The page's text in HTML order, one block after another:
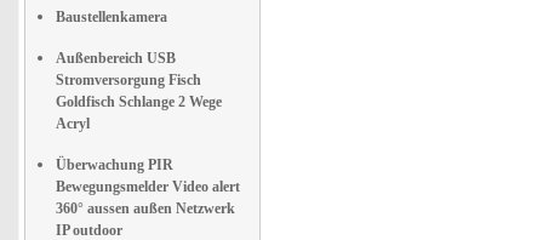
Baustellenkamera
Außenbereich USB
Stromversorgung Fisch
Goldfisch Schlange 2 Wege
Acryl
Überwachung PIR
Bewegungsmelder Video alert
360° aussen außen Netzwerk
IP outdoor